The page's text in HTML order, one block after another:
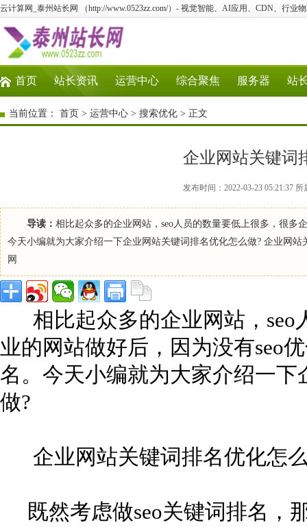
云计算网_泰州站长网 （http://www.0523zz.com/）- 视觉智能、AI应用、CDN、行业
首页 站长资讯 运营中心 综合聚焦 服务器 站
当前位置： 首页 > 运营中心 > 搜索优化 > 正文
企业网站关键词
发布时间：2022-03-23 05:21:37
导读： 相比起众多的企业网站，seo人员的数量要低上很多，很多
今天小编就为大家介绍一下企业网站关键词排名优化怎么做? 企业网
网
相比起众多的企业网站，seo
业的网站做好后，因为没有seo
名。今天小编就为大家介绍一
做?
企业网站关键词排名优化怎
既然考虑做seo关键词排名，